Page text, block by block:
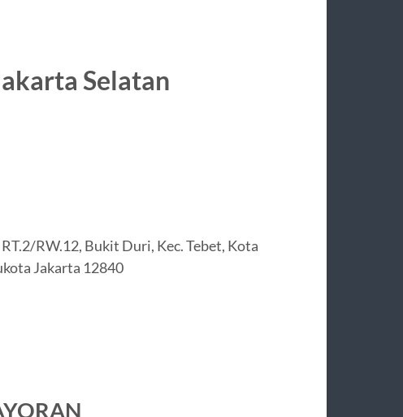
Selatan
RW.12, Bukit Duri, Kec. Tebet, Kota
Jakarta 12840